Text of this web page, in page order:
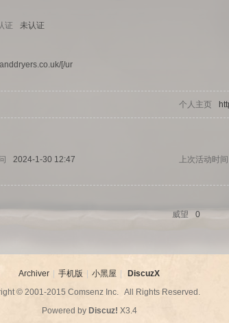
证 未认证
[/ur
个人主页
2024-1-30 12:47 上次活动时间
威望
0
Archiver 手机版 小黑屋
DiscuzX
© 2001-2015 Comsenz Inc. All Rights Reserved.
Powered by Discuz! X3.4